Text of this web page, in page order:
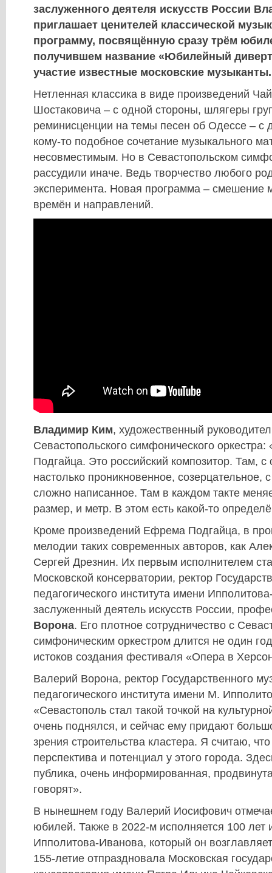
заслуженного деятеля искусств России
приглашает ценителей классической
программу, посвящённую сразу трём
получившем название «Юбилейный
участие известные московские музыканты.
Нетленная классика в виде произведений
Шостаковича – с одной стороны, шлягеры
реминисценции на темы песен об Одессе – с
кому-то подобное сочетание музыкального
несовместимым. Но в Севастопольском
рассудили иначе. Ведь творчество любого
эксперимента. Новая программа – смешение
времён и направлений.
Владимир Ким, художественный
Севастопольского симфонического оркестра:
Подгайца. Это российский композитор. Там, с
настолько проникновенное, созерцательное,
сложно написанное. Там в каждом такте
размер, и метр. В этом есть какой-то
Кроме произведений Ефрема Подгайца, в
мелодии таких современных авторов, как
Сергей Дрезнин. Их первым исполнителем
Московской консерватории, ректор
педагогического института имени
заслуженный деятель искусств России,
Ворона. Его плотное сотрудничество с
симфоническим оркестром длится не один
истоков создания фестиваля «Опера в
Валерий Ворона, ректор Государственного
педагогического института имени М.
«Севастополь стал такой точкой на
очень поднялся, и сейчас ему придают
зрения строительства кластера. Я считаю,
перспектива и потенциал у этого города.
публика, очень информированная,
говорят».
В нынешнем году Валерий Иосифович
юбилей. Также в 2022-м исполняется 100 лет
Ипполитова-Иванова, который он
155-летие отпраздновала Московская